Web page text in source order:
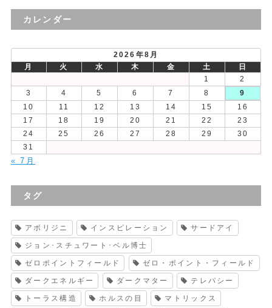
の
カレンダー
2026年8月
月
火 水 木 金 土
日
1
2
3
4 5 6 7 8
9
10
11 12 13 14 15
16
17
18 19 20 21 22
23
24
25 26 27 28 29
30
31
« 7月
タグ
アボリジニ インスピレーション サードアイ
ジョン･スチュワート･ベル博士
ゼロポイントフィールド ゼロ・ポイント・フィールド
ダークエネルギー ダークマター テレパシー
トーラス構造 ホルスの目 マトリックス